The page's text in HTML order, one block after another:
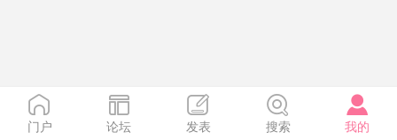
门户 论坛 发表 搜索 我的